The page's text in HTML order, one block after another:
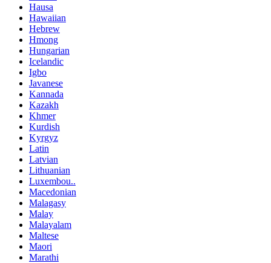
Hausa
Hawaiian
Hebrew
Hmong
Hungarian
Icelandic
Igbo
Javanese
Kannada
Kazakh
Khmer
Kurdish
Kyrgyz
Latin
Latvian
Lithuanian
Luxembou..
Macedonian
Malagasy
Malay
Malayalam
Maltese
Maori
Marathi